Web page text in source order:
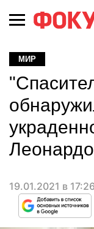
МИР
19.01.2021 в 17:26